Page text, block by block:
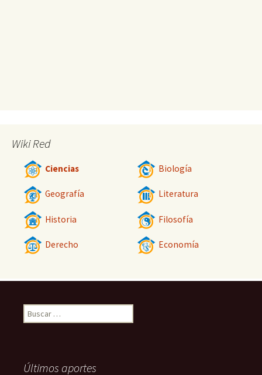
Wiki Red
Ciencias Biología
Geografía Literatura
Historia Filosofía
Derecho Economía
Buscar:
Últimos aportes